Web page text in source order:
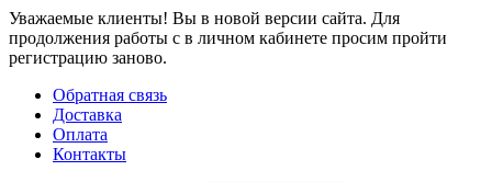
Уважаемые клиенты! Вы в новой версии сайта. Для
продолжения работы с в личном кабинете просим пройти
регистрацию заново.
Обратная связь
Доставка
Оплата
Контакты